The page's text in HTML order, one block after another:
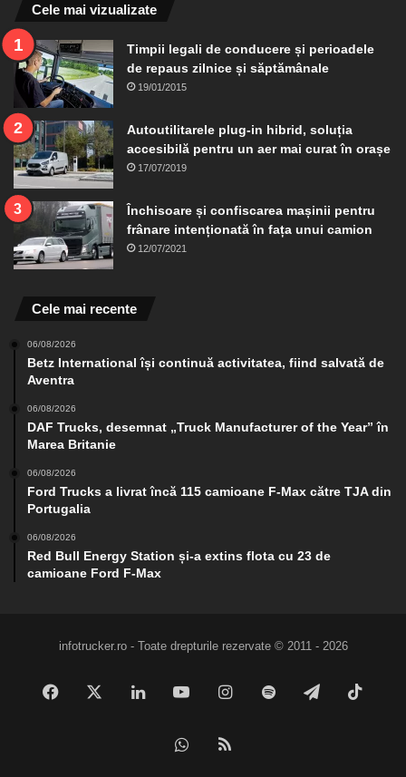
Cele mai vizualizate
Timpii legali de conducere și perioadele
de repaus zilnice și săptămânale
19/01/2015
Autoutilitarele plug-in hibrid, soluția
accesibilă pentru un aer mai curat în orașe
17/07/2019
Închisoare și confiscarea mașinii pentru
frânare intenționată în fața unui camion
12/07/2021
Cele mai recente
06/08/2026
Betz International își continuă activitatea, fiind salvată de
Aventra
06/08/2026
DAF Trucks, desemnat „Truck Manufacturer of the Year” în
Marea Britanie
06/08/2026
Ford Trucks a livrat încă 115 camioane F-Max către TJA din
Portugalia
06/08/2026
Red Bull Energy Station și-a extins flota cu 23 de
camioane Ford F-Max
infotrucker.ro - Toate drepturile rezervate © 2011 - 2026
Facebook LinkedInYouTubeInstagram
Spotify Telegram
WhatsApp